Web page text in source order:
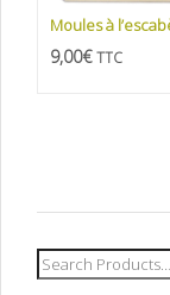
Moules à
9,00€ TTC
Recherche
pour :